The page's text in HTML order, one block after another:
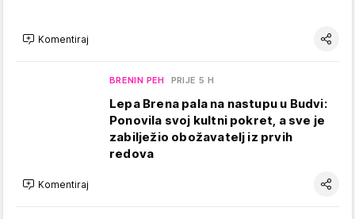
Komentiraj
BRENIN PEH PRIJE 5 H
Lepa Brena pala na nastupu u Budvi:
Ponovila svoj kultni pokret, a sve je
zabilježio obožavatelj iz prvih
redova
Komentiraj